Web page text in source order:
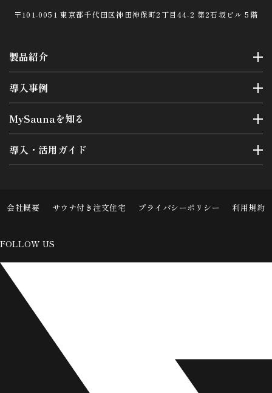
〒101-0051 東京都千代田区神田神保町2丁目44-2 第2石坂ビル 5階
製品紹介
導入事例
MySaunaを知る
導入・活用ガイド
会社概要 サウナ付き注文住宅 プライバシーポリシー 利用規約
FOLLOW US